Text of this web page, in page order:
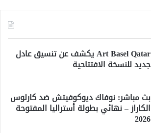
Art Basel Qatar يكشف عن تنسيق عادل
جديد للنسخة الافتتاحية
بث مباشر: نوفاك ديوكوفيتش ضد كارلوس
الكاراز – نهائي بطولة أستراليا المفتوحة
2026